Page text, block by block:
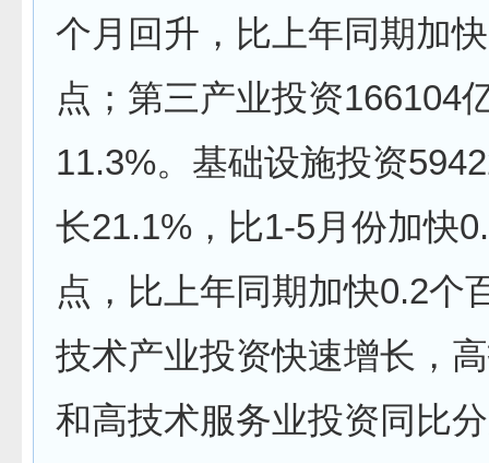
个月回升，比上年同期加
点；第三产业投资166104
11.3%。基础设施投资
长21.1%，比1-5月份加快
点，比上年同期加快0.2个
技术产业投资快速增长，
和高技术服务业投资同比